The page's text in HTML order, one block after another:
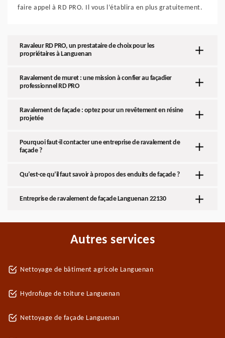
faire appel à RD PRO. Il vous l’établira en plus gratuitement.
Ravaleur RD PRO, un prestataire de choix pour les
propriétaires à Languenan
Ravalement de muret : une mission à confier au façadier
professionnel RD PRO
Ravalement de façade : optez pour un revêtement en résine
projetée
Pourquoi faut-il contacter une entreprise de ravalement de
façade ?
Qu’est-ce qu’il faut savoir à propos des enduits de façade ?
Entreprise de ravalement de façade Languenan 22130
Autres services
Nettoyage de bâtiment agricole Languenan
Hydrofuge de toiture Languenan
Nettoyage de façade Languenan